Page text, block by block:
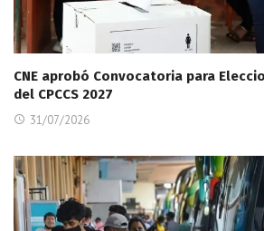
CNE aprobó Convocatoria para
del CPCCS 2027
31/07/2026